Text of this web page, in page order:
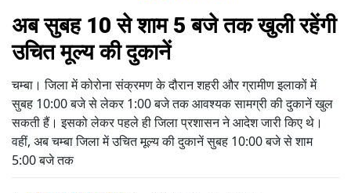
अब सुबह 10 से शाम 5 बजे तक खुली रहेंगी
उचित मूल्य की दुकानें
चम्बा। जिला में कोरोना संक्रमण के दौरान शहरी और ग्रामीण इलाकों में
सुबह 10:00 बजे से लेकर 1:00 बजे तक आवश्यक सामग्री की दुकानें खुल
सकती हैं। इसको लेकर पहले ही जिला प्रशासन ने आदेश जारी किए थे।
वहीं, अब चम्बा जिला में उचित मूल्य की दुकानें सुबह 10:00 बजे से शाम
5:00 बजे तक